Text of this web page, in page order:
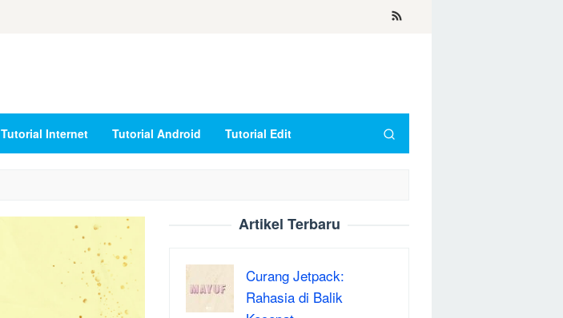
Tutorial Internet Tutorial Android Tutorial Edit
Artikel Terbaru
Curang Jetpack:
Rahasia di Balik